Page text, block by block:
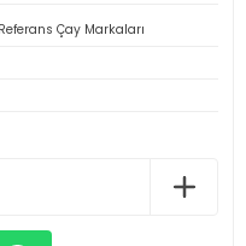
Çay Markaları